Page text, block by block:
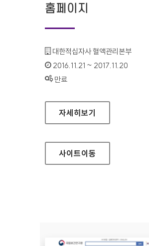
홈페이지
기관명 :
대한적십자사 혈액관리본부
인증기간 :
2016.11.21 ~ 2017.11.20
상태 :
만료
혈액관리본부 대표 홈페이지
자세히보기
사이트이동